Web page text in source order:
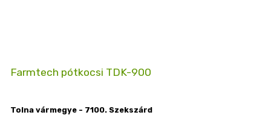
Farmtech pótkocsi TDK-900
Tolna vármegye - 7100. Szekszárd